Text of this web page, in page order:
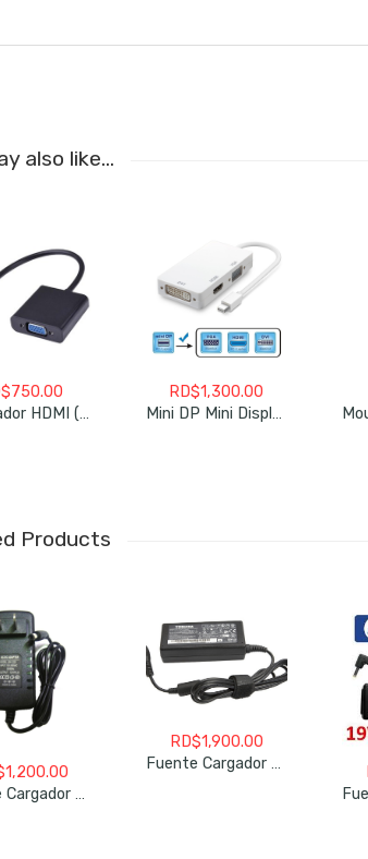
also like…
750.00
Adaptador HDMI (M) A VGA (F) (ARG-CB-0055)
RD$1,300.00
Mini DP Mini DisplayPort To DVI VGA HDMI 1080p Adapter For MacBook,SurfaceBook
Products
1,200.00
RD$1,900.00